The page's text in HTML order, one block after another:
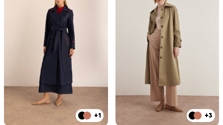
+1 +3